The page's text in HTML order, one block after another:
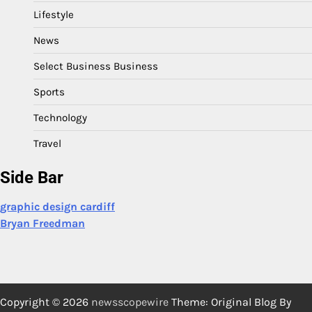
Lifestyle
News
Select Business Business
Sports
Technology
Travel
Side Bar
graphic design cardiff
Bryan Freedman
Copyright © 2026 newsscopewire Theme: Original Blog By